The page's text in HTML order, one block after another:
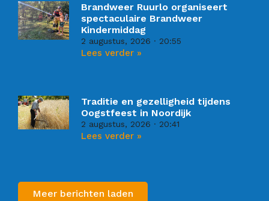
Brandweer Ruurlo organiseert
spectaculaire Brandweer
Kindermiddag
2 augustus, 2026 20:55
Lees verder »
Traditie en gezelligheid tijdens
Oogstfeest in Noordijk
2 augustus, 2026 20:41
Lees verder »
Meer berichten laden